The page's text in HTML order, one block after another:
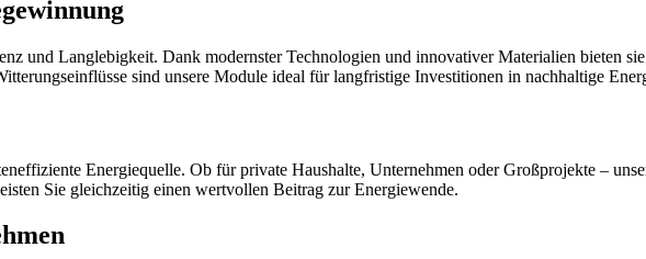
und Langlebigkeit. Dank modernster Technologien und innovativer Materialien bieten
sind unsere Module ideal für langfristige Investitionen in nachhaltige
Energiequelle. Ob für private Haushalte, Unternehmen oder Großprojekte –
Sie gleichzeitig einen wertvollen Beitrag zur Energiewende.